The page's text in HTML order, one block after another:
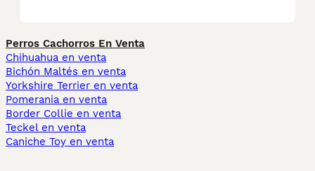
Perros Cachorros En Venta
Chihuahua en venta
Bichón Maltés en venta
Yorkshire Terrier en venta
Pomerania en venta
Border Collie en venta
Teckel en venta
Caniche Toy en venta